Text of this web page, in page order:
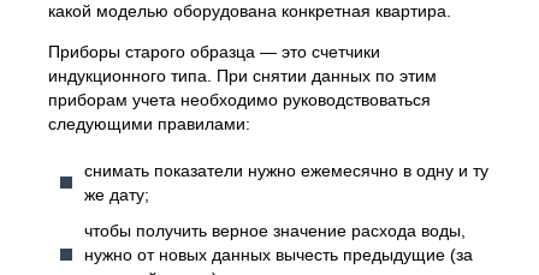
какой моделью оборудована конкретная квартира.
Приборы старого образца — это счетчики
индукционного типа. При снятии данных по этим
приборам учета необходимо руководствоваться
следующими правилами:
снимать показатели нужно ежемесячно в одну и ту
же дату;
чтобы получить верное значение расхода воды,
нужно от новых данных вычесть предыдущие (за